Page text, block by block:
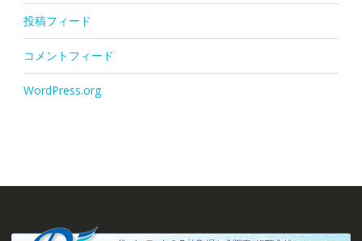
投稿フィード
コメントフィード
WordPress.org